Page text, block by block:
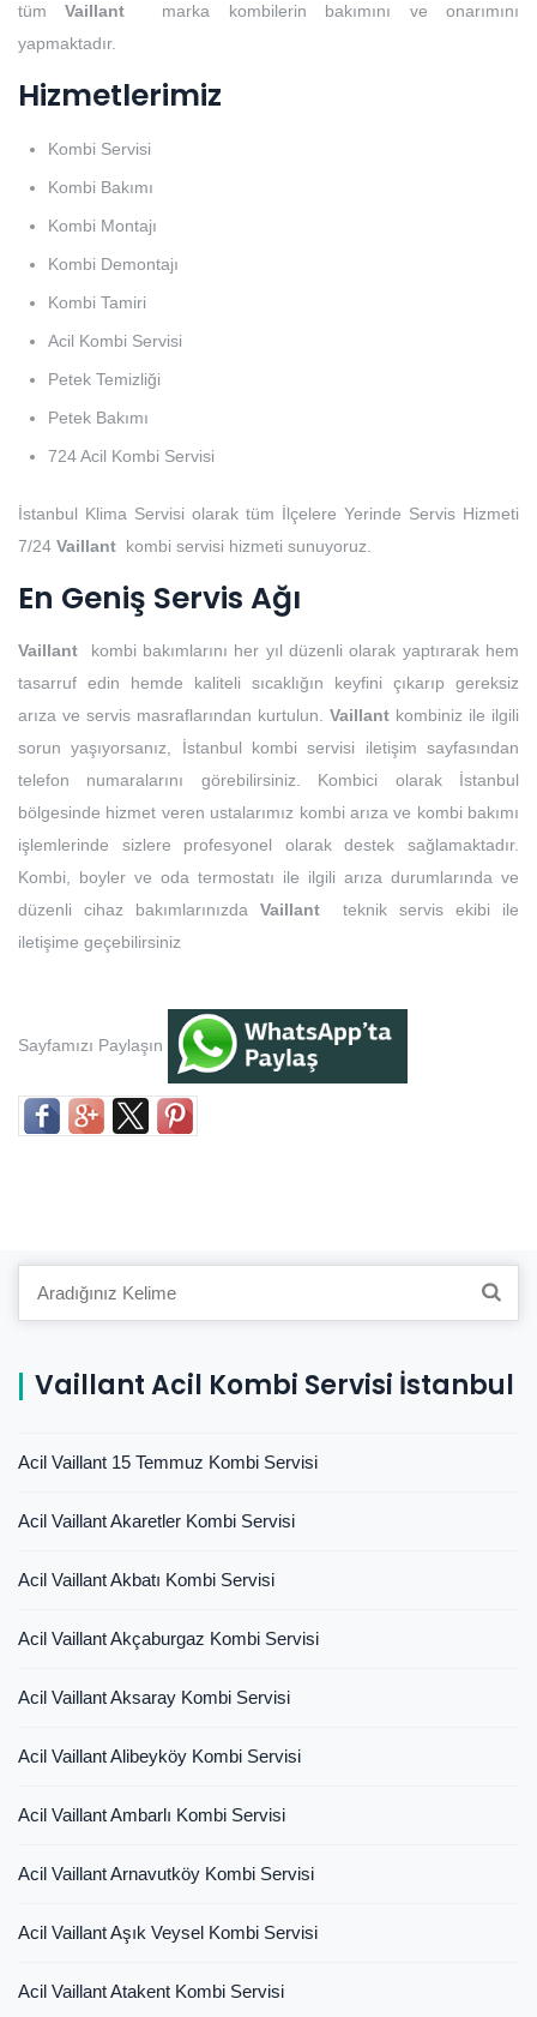
tümVaillant marka kombilerin bakımını ve onarımını
yapmaktadır.
Hizmetlerimiz
Kombi Servisi
Kombi Bakımı
Kombi Montajı
Kombi Demontajı
Kombi Tamiri
Acil Kombi Servisi
Petek Temizliği
Petek Bakımı
724 Acil Kombi Servisi
İstanbul Klima Servisi olarak tüm İlçelere Yerinde Servis Hizmeti
7/24 Vaillant kombi servisi hizmeti sunuyoruz.
En Geniş Servis Ağı
Vaillant kombi bakımlarını her yıl düzenli olarak yaptırarak hem
tasarruf edin hemde kaliteli sıcaklığın keyfini çıkarıp gereksiz
arıza ve servis masraflarından kurtulun. Vaillant kombiniz ile ilgili
sorun yaşıyorsanız, İstanbul kombi servisi iletişim sayfasından
telefon numaralarını görebilirsiniz. Kombici olarak İstanbul
bölgesinde hizmet veren ustalarımız kombi arıza ve kombi bakımı
işlemlerinde sizlere profesyonel olarak destek sağlamaktadır.
Kombi, boyler ve oda termostatı ile ilgili arıza durumlarında ve
düzenli cihaz bakımlarınızda Vaillantteknik servis ekibi ile
iletişime geçebilirsiniz
Sayfamızı Paylaşın
Vaillant Acil Kombi Servisi İstanbul
Acil Vaillant 15 Temmuz Kombi Servisi
Acil Vaillant Akaretler Kombi Servisi
Acil Vaillant Akbatı Kombi Servisi
Acil Vaillant Akçaburgaz Kombi Servisi
Acil Vaillant Aksaray Kombi Servisi
Acil Vaillant Alibeyköy Kombi Servisi
Acil Vaillant Ambarlı Kombi Servisi
Acil Vaillant Arnavutköy Kombi Servisi
Acil Vaillant Aşık Veysel Kombi Servisi
Acil Vaillant Atakent Kombi Servisi